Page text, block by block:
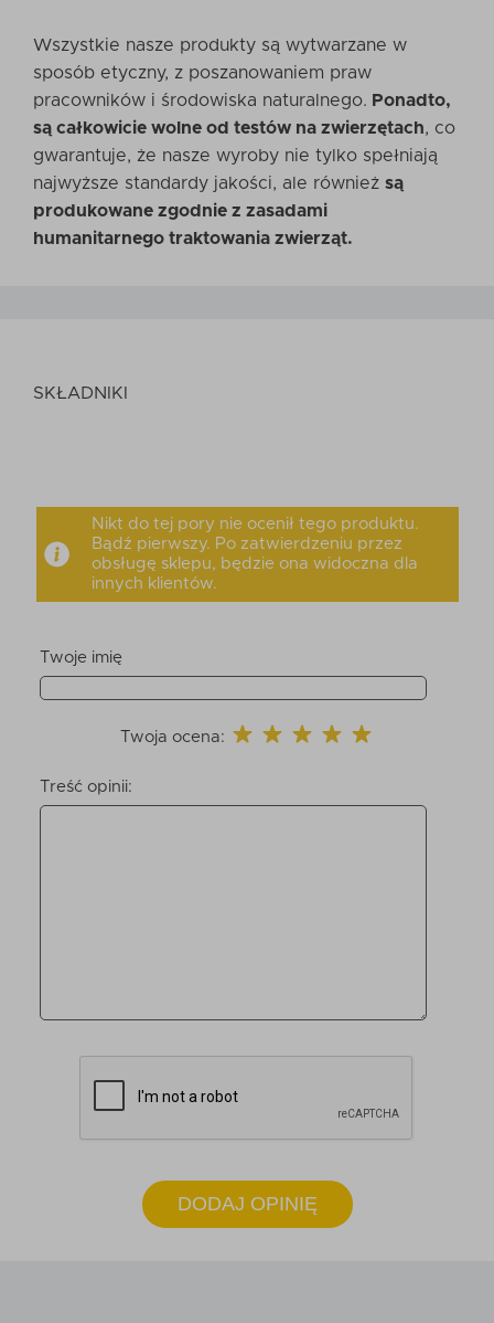
Wszystkie nasze produkty są wytwarzane w
sposób etyczny, z poszanowaniem praw
pracowników i środowiska naturalnego. Ponadto,
są całkowicie wolne od testów na zwierzętach, co
gwarantuje, że nasze wyroby nie tylko spełniają
najwyższe standardy jakości, ale również są
produkowane zgodnie z zasadami
humanitarnego traktowania zwierząt.
SKŁADNIKI
Nikt do tej pory nie ocenił tego produktu.
Bądź pierwszy. Po zatwierdzeniu przez
obsługę sklepu, będzie ona widoczna dla
innych klientów.
Twoje imię
Twoja ocena:
Treść opinii:
DODAJ OPINIĘ